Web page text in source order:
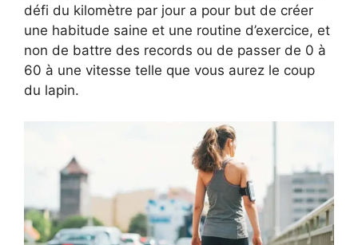
défi du kilomètre par jour a pour but de créer
une habitude saine et une routine d’exercice, et
non de battre des records ou de passer de 0 à
60 à une vitesse telle que vous aurez le coup
du lapin.